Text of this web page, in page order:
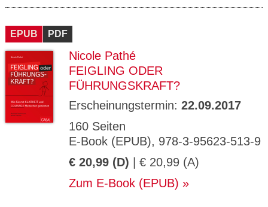
EPUB PDF
Nicole Pathé
FEIGLING ODER
FÜHRUNGSKRAFT?
Erscheinungstermin: 22.09.2017
160 Seiten
E-Book (EPUB), 978-3-95623-513-9
€ 20,99 (D) | € 20,99 (A)
Zum E-Book (EPUB)